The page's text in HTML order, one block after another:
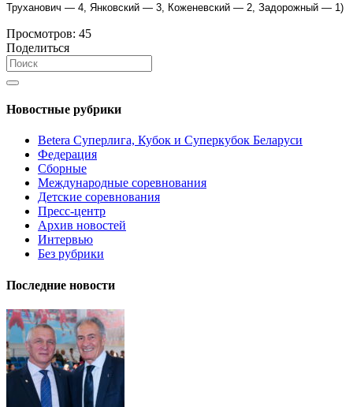
Труханович — 4, Янковский — 3, Коженевский — 2, Задорожный — 1)
Просмотров: 45
Поделиться
Новостные рубрики
Betera Суперлига, Кубок и Суперкубок Беларуси
Федерация
Сборные
Международные соревнования
Детские соревнования
Пресс-центр
Архив новостей
Интервью
Без рубрики
Последние новости